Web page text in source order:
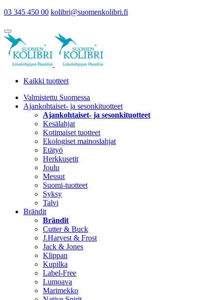
03 345 450 00 kolibri@suomenkolibri.fi
Kaikki tuotteet
Valmistettu Suomessa
Ajankohtaiset- ja sesonkituotteet
Ajankohtaiset- ja sesonkituotteet
Kesälahjat
Kotimaiset tuotteet
Ekologiset mainoslahjat
Etätyö
Herkkusetit
Joulu
Messut
Suomi-tuotteet
Syksy
Talvi
Brändit
Brändit
Cutter & Buck
J.Harvest & Frost
Jack & Jones
Klippan
Kupilka
Label-Free
Lumoava
Marimekko